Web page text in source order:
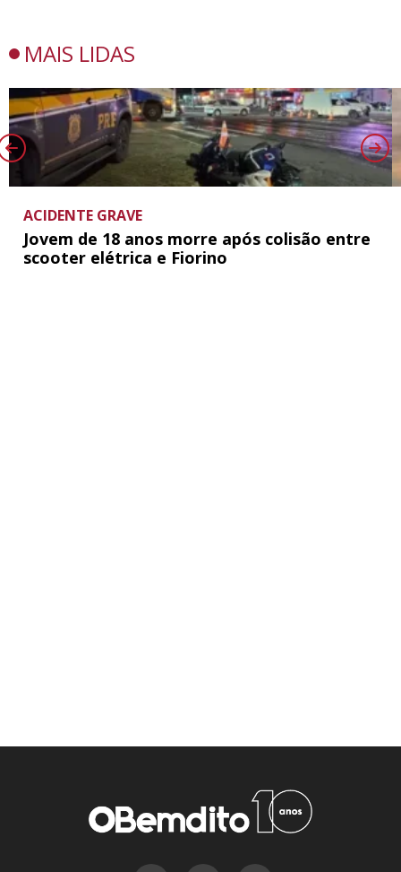
MAIS LIDAS
ACIDENTE GRAVE
Jovem de 18 anos morre após colisão entre
scooter elétrica e Fiorino